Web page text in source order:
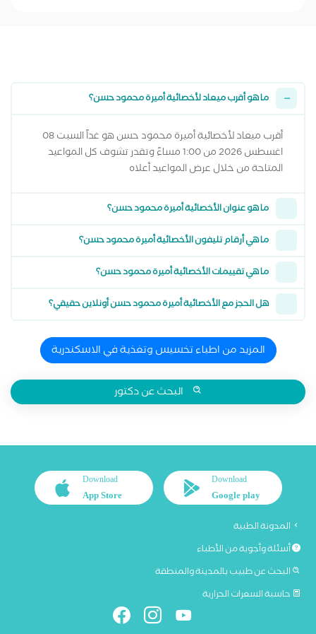
ما هو أقرب ميعاد لأخصائية أميرة محمود حسن؟
أقرب ميعاد لأخصائية أميرة محمود حسن هو غداً السبت 08
اغسطس 2026 من 1:00 مساءً وتقدر تشوف كل المواعيد
المتاحة من خلال عرض المواعيد أعلاه
ما هو عنوان الأخصائية أميرة محمود حسن؟
ما هي أرقام تليفون الأخصائية أميرة محمود حسن؟
ما هي تقييمات الأخصائية أميرة محمود حسن؟
هل الحجز مع الأخصائية أميرة محمود حسن أونلاين حقيقي؟
المزيد من اطباء تخسيس وتغذية في الاسكندرية
البحث عن دكتور
Download
Google play
Download
App Store
المدونة الطبية
أسئلة وأجوبة من الأطباء
البحث عن طبيب بالمدينة والمنطقة
حاسبة السعرات الحرارية